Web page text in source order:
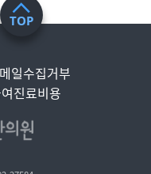
TOP
일수집거부
진료비용